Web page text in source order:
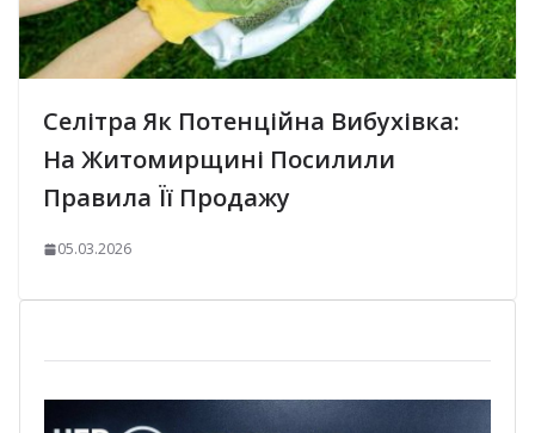
Селітра Як Потенційна Вибухівка:
На Житомирщині Посилили
Правила Її Продажу
05.03.2026